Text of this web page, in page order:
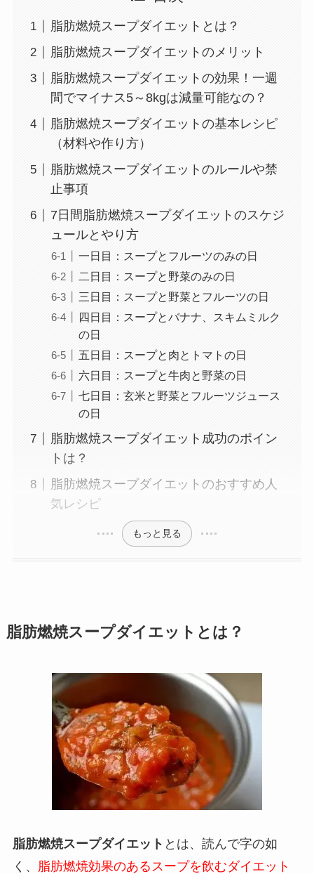
脂肪燃焼スープダイエットとは？
脂肪燃焼スープダイエットのメリット
脂肪燃焼スープダイエットの効果！一週
間でマイナス5～8kgは減量可能なの？
脂肪燃焼スープダイエットの基本レシピ
（材料や作り方）
脂肪燃焼スープダイエットのルールや禁
止事項
7日間脂肪燃焼スープダイエットのスケジ
ュールとやり方
一日目：スープとフルーツのみの日
二日目：スープと野菜のみの日
三日目：スープと野菜とフルーツの日
四日目：スープとバナナ、スキムミルク
の日
五日目：スープと肉とトマトの日
六日目：スープと牛肉と野菜の日
七日目：玄米と野菜とフルーツジュース
の日
脂肪燃焼スープダイエット成功のポイン
トは？
脂肪燃焼スープダイエットのおすすめ人
気レシピ
もっと見る
脂肪燃焼スープダイエットとは？
脂肪燃焼スープダイエット とは、読んで字の如
く、
脂肪燃焼効果のあるスープを飲むダイエット